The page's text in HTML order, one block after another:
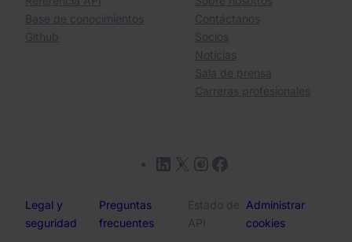
Base de conocimientos
Github
Contáctanos
Socios
Notícias
Sala de prensa
Carreras profesionales
Legal y
seguridad
Preguntas
frecuentes
Estado de
API
Administrar
cookies